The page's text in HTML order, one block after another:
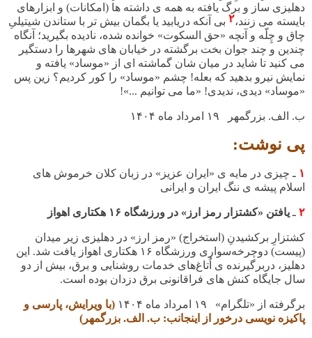
دهلیزی ساز و برگ یافته به همه ی داشته ها (امکانات) و ابزارهای
بایسته می زنند،۲ بی آنکه دریابید یا بگمان بیش تر با ستاندن شیتیلیِ
چاق و چِلّه و آنچه «حق السکوت» خوانده شده، نادیده بگیرید؛ آنگاه
چندین و چند جوان بخت برگشته در خیابان های شهرها را دستگیر
می کنید تا شاید در میان شان گماشته ای از «موساد» یافته و
نمایش نیرو بدهید که بعله! چشم «موساد» را کور کردیم؟ زین پس
«موساد» دیدی، ندیدی! «ما می توانیم ...»!
ب. الف. بزرگمهر ۱۹ امرداد ماه ۱۴۰۴
پی نوشت:
۱ ـ چیزی در مایه ی «ایران عزیز» در زبان کلان خرموش های
اسلام پیشه ی ننگ ایران و ایرانی
۲ ـ یافتن «کشتزار رمز ارز» در ورزشگاه ۱۶ هکتاری اهواز
کشتزارِ برکشیدنِ (استخراج) «رمز ارز» در دهلیزی زیر میدان
(پیست) دوچرخه‌سواری ورزشگاه ۱۶ هکتاری اهواز یافت شد. این
دهلیز، دربرگیرنده ی اُتاغ‌های خدمات روشنایی و برق، بیش از دو
سال جایگاه کنش های فراقانونی برق دزدان بوده ‌است.
برگرفته از «تلگرام» ۱۹ امرداد ماه ۱۴۰۴ (با ویرایش، پارسی و
پاکیزه نویسی درخور از اینجانب: ب. الف. بزرگمهر)